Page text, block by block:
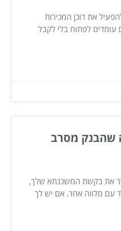
את דוכן המכירות
לפתוח בלי לקבל
שהבנק מסרב
את בקשת המשכנתא שלך,
עם מלווה אחר. אם יש לך